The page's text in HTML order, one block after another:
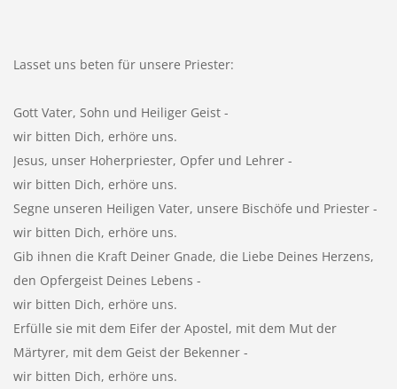
Lasset uns beten für unsere Priester:
Gott Vater, Sohn und Heiliger Geist -
wir bitten Dich, erhöre uns.
Jesus, unser Hoherpriester, Opfer und Lehrer -
wir bitten Dich, erhöre uns.
Segne unseren Heiligen Vater, unsere Bischöfe und Priester -
wir bitten Dich, erhöre uns.
Gib ihnen die Kraft Deiner Gnade, die Liebe Deines Herzens,
den Opfergeist Deines Lebens -
wir bitten Dich, erhöre uns.
Erfülle sie mit dem Eifer der Apostel, mit dem Mut der
Märtyrer, mit dem Geist der Bekenner -
wir bitten Dich, erhöre uns.